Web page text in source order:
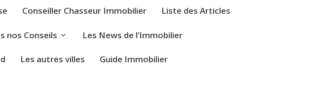
Conseiller Chasseur Immobilier Liste des Articles
nos Conseils Les News de l’Immobilier
Les autres villes Guide Immobilier